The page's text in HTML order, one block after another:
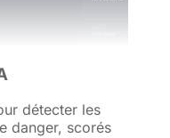
détecter les
danger, scorés